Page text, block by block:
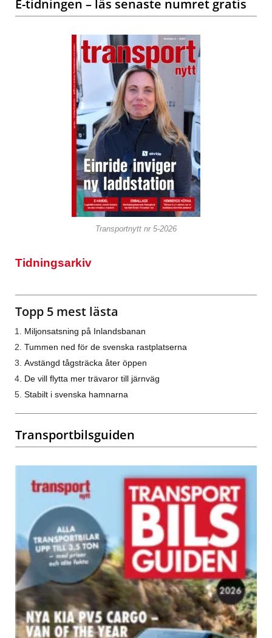
E-tidningen – läs senaste numret gratis
Transportnytt nr 5-2026
Tidningsarkiv
Topp 5 mest lästa
Miljonsatsning på Inlandsbanan
Tummen ned för de svenska rastplatserna
Avstängd tågsträcka åter öppen
De vill flytta mer trävaror till järnväg
Stabilt i svenska hamnarna
Transportbilsguiden